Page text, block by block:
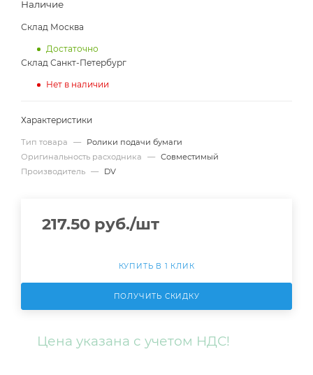
Наличие
Склад Москва
Достаточно
Склад Санкт-Петербург
Нет в наличии
Характеристики
Тип товара —
Ролики подачи бумаги
Оригинальность расходника
— Совместимый
Производитель — DV
217.50 руб./шт
КУПИТЬ В 1 КЛИК
ПОЛУЧИТЬ СКИДКУ
Цена указана с учетом НДС!